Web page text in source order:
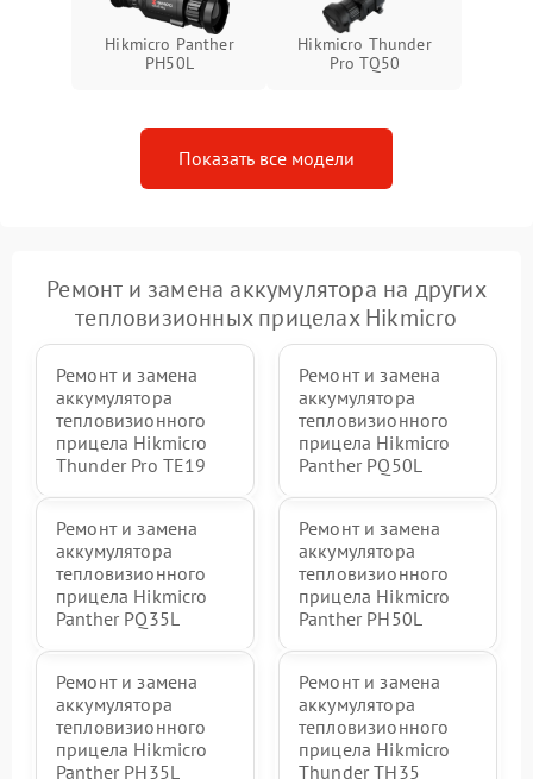
Hikmicro Panther
PH50L
Hikmicro Thunder
Pro TQ50
Показать все модели
Ремонт и замена аккумулятора на других
тепловизионных прицелах Hikmicro
Ремонт и замена
аккумулятора
тепловизионного
прицела Hikmicro
Thunder Pro TE19
Ремонт и замена
аккумулятора
тепловизионного
прицела Hikmicro
Panther PQ50L
Ремонт и замена
аккумулятора
тепловизионного
прицела Hikmicro
Panther PQ35L
Ремонт и замена
аккумулятора
тепловизионного
прицела Hikmicro
Panther PH50L
Ремонт и замена
аккумулятора
тепловизионного
прицела Hikmicro
Panther PH35L
Ремонт и замена
аккумулятора
тепловизионного
прицела Hikmicro
Thunder TH35